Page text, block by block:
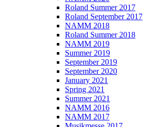
Roland Summer 2017
Roland September 2017
NAMM 2018
Roland Summer 2018
NAMM 2019
Summer 2019
September 2019
September 2020
January 2021
Spring 2021
Summer 2021
NAMM 2016
NAMM 2017